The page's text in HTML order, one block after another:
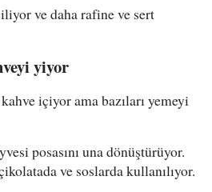
ve daha rafine ve sert
yiyor
içiyor ama bazıları yemeyi
posasını una dönüştürüyor.
ve soslarda kullanılıyor.